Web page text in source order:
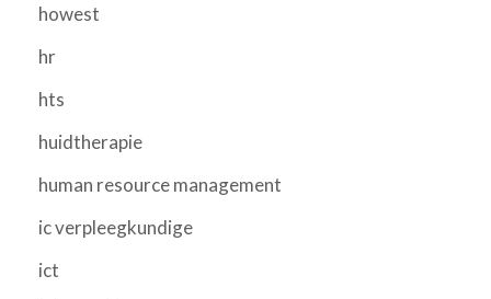
howest
hr
hts
huidtherapie
human resource management
ic verpleegkundige
ict